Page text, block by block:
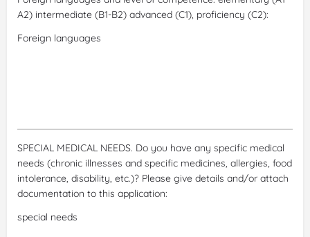
A2) intermediate (B1-B2) advanced (C1), proficiency (C2):
SPECIAL MEDICAL NEEDS. Do you have any specific medical
needs (chronic illnesses and specific medicines, allergies, food
intolerance, disability, etc.)? Please give details and/or attach
documentation to this application: